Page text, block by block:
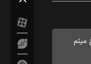
میثم